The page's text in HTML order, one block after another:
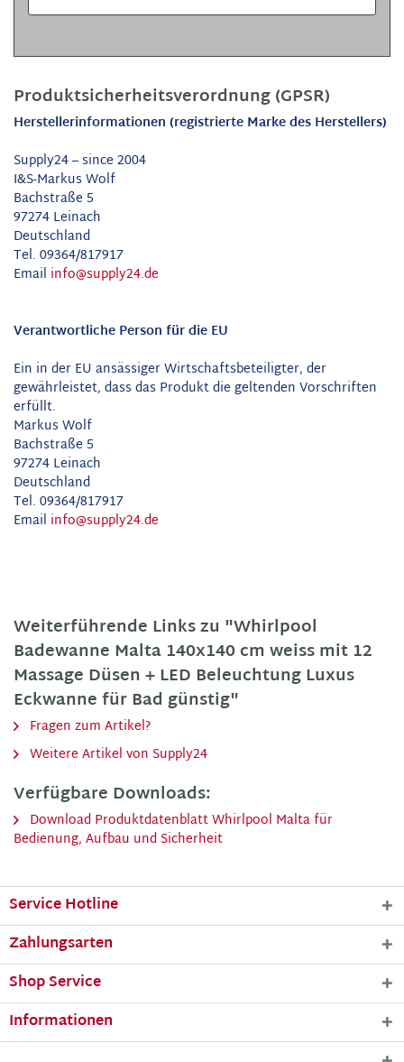
Produktsicherheitsverordnung (GPSR)
Herstellerinformationen (registrierte Marke des Herstellers)
Supply24 – since 2004
I&S-Markus Wolf
Bachstraße 5
97274 Leinach
Deutschland
Tel. 09364/817917
Email info@supply24.de
Verantwortliche Person für die EU
Ein in der EU ansässiger Wirtschaftsbeteiligter, der
gewährleistet, dass das Produkt die geltenden Vorschriften
erfüllt.
Markus Wolf
Bachstraße 5
97274 Leinach
Deutschland
Tel. 09364/817917
Email info@supply24.de
Weiterführende Links zu "Whirlpool
Badewanne Malta 140x140 cm weiss mit 12
Massage Düsen + LED Beleuchtung Luxus
Eckwanne für Bad günstig"
Fragen zum Artikel?
Weitere Artikel von Supply24
Verfügbare Downloads:
Download Produktdatenblatt Whirlpool Malta für
Bedienung, Aufbau und Sicherheit
Service Hotline
Zahlungsarten
Shop Service
Informationen